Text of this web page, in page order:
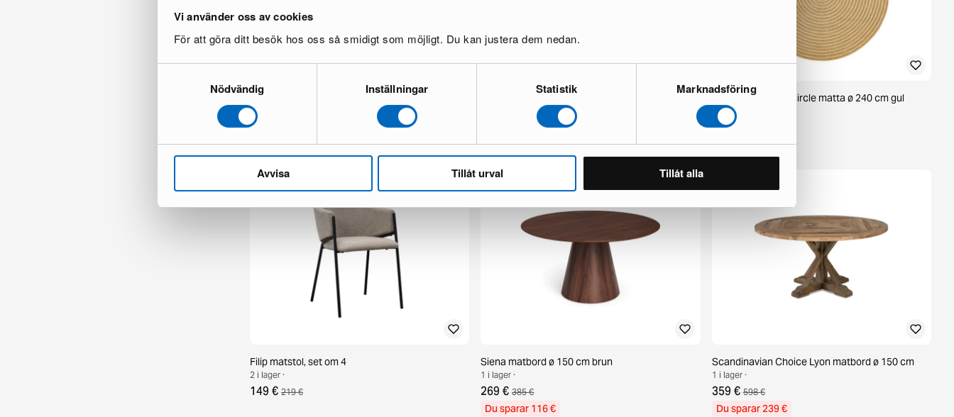
Vi använder oss av cookies
För att göra ditt besök hos oss så smidigt som möjligt. Du kan justera dem nedan.
Nödvändig Inställningar Statistik Marknadsföring
Avvisa Tillåt urval Tillåt alla
Chesterfield Lyx fåtölj mörkbrun skinn
1 i lager ·
335 €
Du sparar 146 € Du sparar 279 €
KM Home Hawaii Circle matta ø 240 cm gul
1 i lager ·
85 €
Filip matstol, set om 4
2 i lager ·
149 € 219 €
Siena matbord ø 150 cm brun
1 i lager ·
269 € 385 €
Du sparar 116 €
Scandinavian Choice Lyon matbord ø 150 cm
1 i lager ·
359 € 598 €
Du sparar 239 €